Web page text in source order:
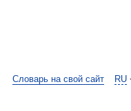
RU
Словарь на свой сайт